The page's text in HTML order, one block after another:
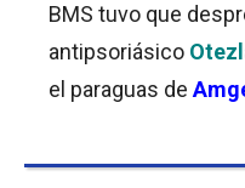
BMS tuvo que
antipsoriásico
el paraguas de